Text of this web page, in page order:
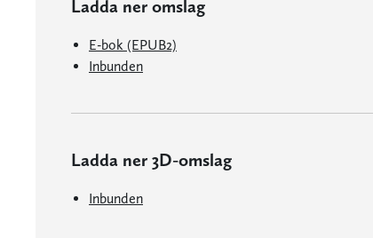
Ladda ner omslag
E-bok (EPUB2)
Inbunden
Ladda ner 3D-omslag
Inbunden